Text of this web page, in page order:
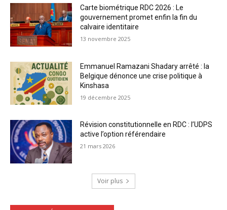
Carte biométrique RDC 2026 : Le
gouvernement promet enfin la fin du
calvaire identitaire
13 novembre 2025
Emmanuel Ramazani Shadary arrêté : la
Belgique dénonce une crise politique à
Kinshasa
19 décembre 2025
Révision constitutionnelle en RDC : l’UDPS
active l’option référendaire
21 mars 2026
Voir plus